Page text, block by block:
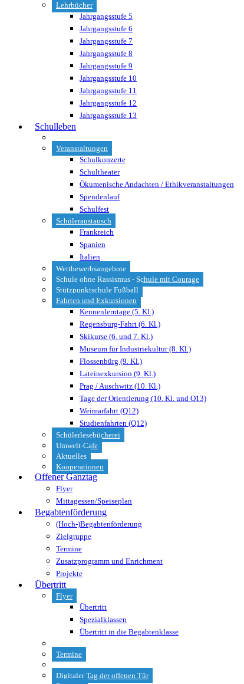
Lehrbücher
Jahrgangsstufe 5
Jahrgangsstufe 6
Jahrgangsstufe 7
Jahrgangsstufe 8
Jahrgangsstufe 9
Jahrgangsstufe 10
Jahrgangsstufe 11
Jahrgangsstufe 12
Jahrgangsstufe 13
Schulleben
Veranstaltungen
Schulkonzerte
Schultheater
Ökumenische Andachten / Ethikveranstaltungen
Spendenlauf
Schulfest
Schüleraustausch
Frankreich
Spanien
Italien
Wettbewerbsangebote
Schule ohne Rassismus - Schule mit Courage
Stützpunktschule Fußball
Fahrten und Exkursionen
Kennenlerntage (5. Kl.)
Regensburg-Fahrt (6. Kl.)
Skikurse (6. und 7. Kl.)
Museum für Industriekultur (8. Kl.)
Flossenbürg (9. Kl.)
Lateinexkursion (9. Kl.)
Prag / Auschwitz (10. Kl.)
Tage der Orientierung (10. Kl. und Q13)
Weimarfahrt (Q12)
Studienfahrten (Q12)
Schülerlesebücherei
Umwelt-Cafe
Aktuelles
Kooperationen
Offener Ganztag
Flyer
Mittagessen/Speiseplan
Begabtenförderung
(Hoch-)Begabtenförderung
Zielgruppe
Termine
Zusatzprogramm und Enrichment
Projekte
Übertritt
Flyer
Übertritt
Spezialklassen
Übertritt in die Begabtenklasse
Termine
Digitaler Tag der offenen Tür